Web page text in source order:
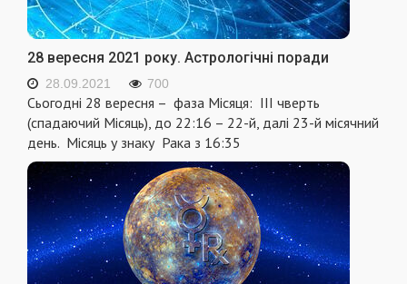
28 вересня 2021 року. Астрологічні поради
28.09.2021 700
Сьогодні 28 вересня – фаза Місяця: III чверть
(спадаючий Місяць), до 22:16 – 22-й, далі 23-й місячний
день. Місяць у знаку Рака з 16:35